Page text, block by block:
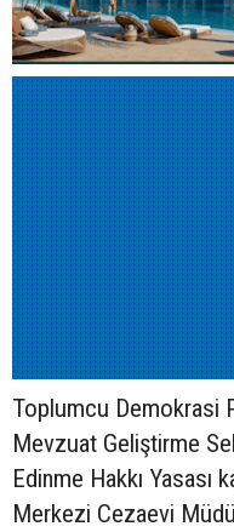
Toplumcu Demokrasi
Mevzuat Geliştirme
Edinme Hakkı Yasası
Merkezi Cezaevi